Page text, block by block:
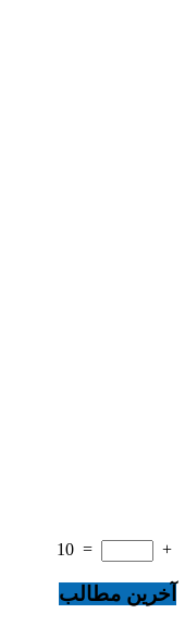
+
=
10
آخرین مطالب